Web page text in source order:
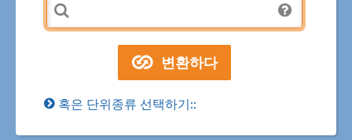
혹은 단위종류 선택하기::